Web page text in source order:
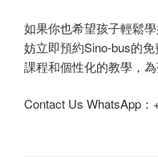
如果你也希望孩子輕鬆
妨立即預約Sino-bus的
課程和個性化的教學，
Contact Us WhatsApp：